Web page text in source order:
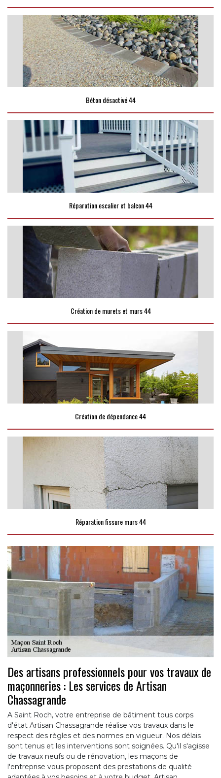
Béton désactivé 44
Réparation escalier et balcon 44
Création de murets et murs 44
Création de dépendance 44
Réparation fissure murs 44
Des artisans professionnels pour vos travaux de
maçonneries : Les services de Artisan
Chassagrande
A Saint Roch, votre entreprise de bâtiment tous corps
d'état Artisan Chassagrande réalise vos travaux dans le
respect des règles et des normes en vigueur. Nos délais
sont tenus et les interventions sont soignées. Qu'il s'agisse
de travaux neufs ou de rénovation, les maçons de
l'entreprise vous proposent des prestations de qualité